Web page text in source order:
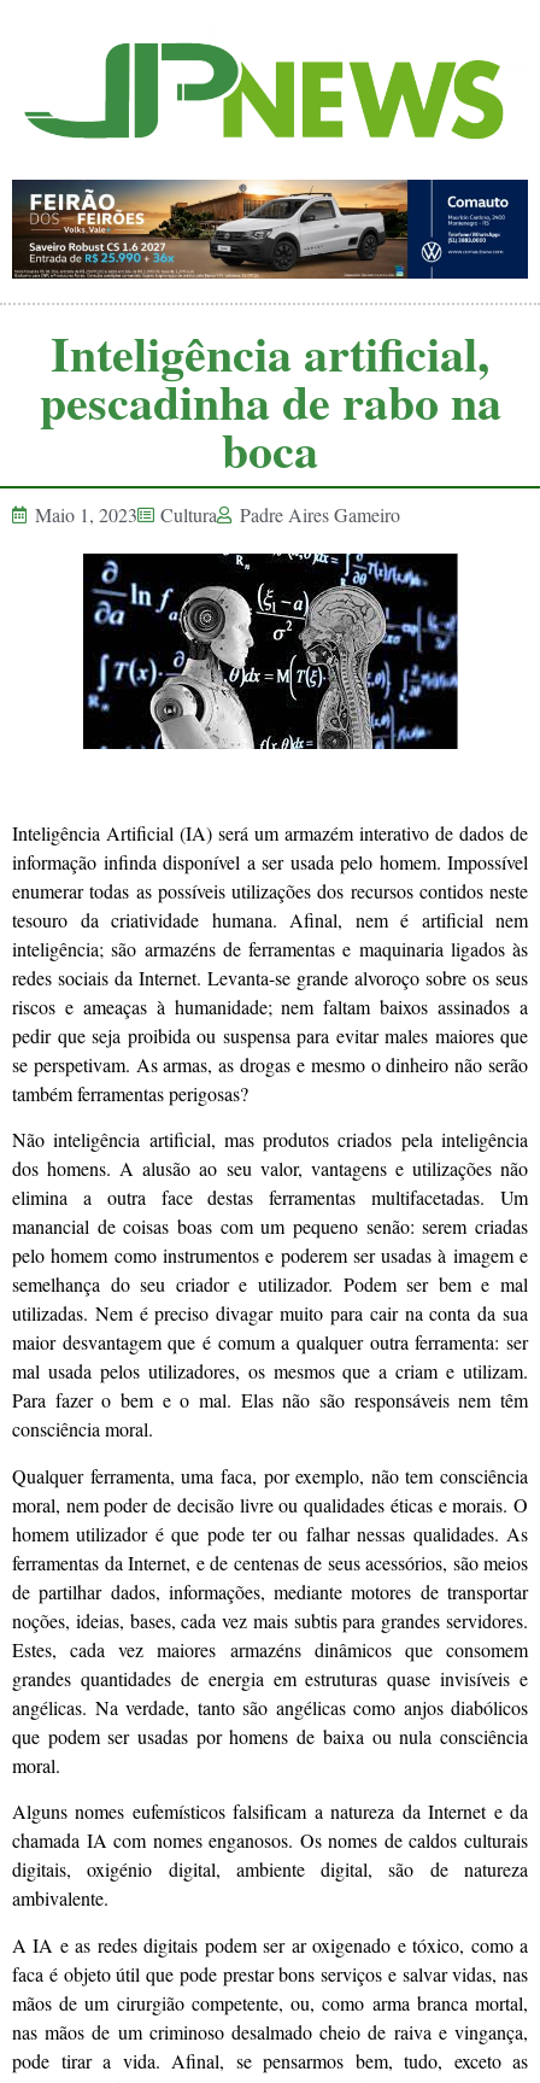
Inteligência artificial,
pescadinha de rabo na
boca
Maio 1, 2023 Cultura Padre Aires Gameiro
Inteligência Artificial (IA) será um armazém interativo de dados de
informação infinda disponível a ser usada pelo homem. Impossível
enumerar todas as possíveis utilizações dos recursos contidos neste
tesouro da criatividade humana. Afinal, nem é artificial nem
inteligência; são armazéns de ferramentas e maquinaria ligados às
redes sociais da Internet. Levanta-se grande alvoroço sobre os seus
riscos e ameaças à humanidade; nem faltam baixos assinados a
pedir que seja proibida ou suspensa para evitar males maiores que
se perspetivam. As armas, as drogas e mesmo o dinheiro não serão
também ferramentas perigosas?
Não inteligência artificial, mas produtos criados pela inteligência
dos homens. A alusão ao seu valor, vantagens e utilizações não
elimina a outra face destas ferramentas multifacetadas. Um
manancial de coisas boas com um pequeno senão: serem criadas
pelo homem como instrumentos e poderem ser usadas à imagem e
semelhança do seu criador e utilizador. Podem ser bem e mal
utilizadas. Nem é preciso divagar muito para cair na conta da sua
maior desvantagem que é comum a qualquer outra ferramenta: ser
mal usada pelos utilizadores, os mesmos que a criam e utilizam.
Para fazer o bem e o mal. Elas não são responsáveis nem têm
consciência moral.
Qualquer ferramenta, uma faca, por exemplo, não tem consciência
moral, nem poder de decisão livre ou qualidades éticas e morais. O
homem utilizador é que pode ter ou falhar nessas qualidades. As
ferramentas da Internet, e de centenas de seus acessórios, são meios
de partilhar dados, informações, mediante motores de transportar
noções, ideias, bases, cada vez mais subtis para grandes servidores.
Estes, cada vez maiores armazéns dinâmicos que consomem
grandes quantidades de energia em estruturas quase invisíveis e
angélicas. Na verdade, tanto são angélicas como anjos diabólicos
que podem ser usadas por homens de baixa ou nula consciência
moral.
Alguns nomes eufemísticos falsificam a natureza da Internet e da
chamada IA com nomes enganosos. Os nomes de caldos culturais
digitais, oxigénio digital, ambiente digital, são de natureza
ambivalente.
A IA e as redes digitais podem ser ar oxigenado e tóxico, como a
faca é objeto útil que pode prestar bons serviços e salvar vidas, nas
mãos de um cirurgião competente, ou, como arma branca mortal,
nas mãos de um criminoso desalmado cheio de raiva e vingança,
pode tirar a vida. Afinal, se pensarmos bem, tudo, exceto as